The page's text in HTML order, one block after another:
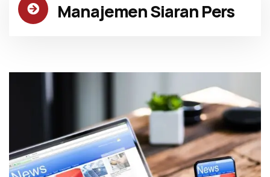
Manajemen Siaran Pers